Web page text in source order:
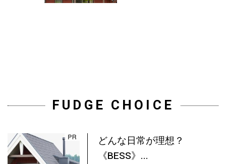
FUDGE CHOICE
どんな日常が理想？
《BESS》...